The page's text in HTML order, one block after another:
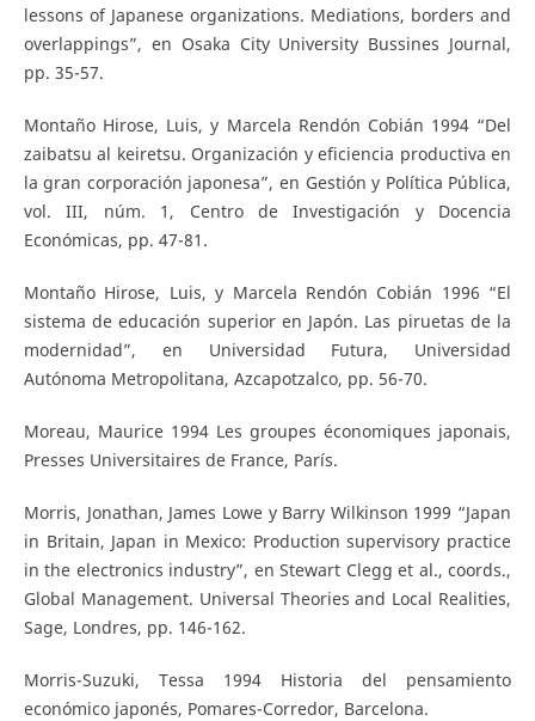
lessons of Japanese organizations. Mediations, borders and
overlappings”, en Osaka City University Bussines Journal,
pp. 35-57.
Montaño Hirose, Luis, y Marcela Rendón Cobián 1994 “Del
zaibatsu al keiretsu. Organización y eficiencia productiva en
la gran corporación japonesa”, en Gestión y Política Pública,
vol. III, núm. 1, Centro de Investigación y Docencia
Económicas, pp. 47-81.
Montaño Hirose, Luis, y Marcela Rendón Cobián 1996 “El
sistema de educación superior en Japón. Las piruetas de la
modernidad”, en Universidad Futura, Universidad
Autónoma Metropolitana, Azcapotzalco, pp. 56-70.
Moreau, Maurice 1994 Les groupes économiques japonais,
Presses Universitaires de France, París.
Morris, Jonathan, James Lowe y Barry Wilkinson 1999 “Japan
in Britain, Japan in Mexico: Production supervisory practice
in the electronics industry”, en Stewart Clegg et al., coords.,
Global Management. Universal Theories and Local Realities,
Sage, Londres, pp. 146-162.
Morris-Suzuki, Tessa 1994 Historia del pensamiento
económico japonés, Pomares-Corredor, Barcelona.